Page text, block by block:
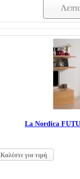
La Nordica
Καλέστε για τιμή